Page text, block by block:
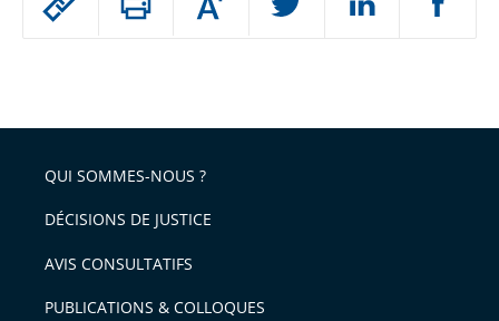
arriver
après
Augmenter
ou
l'article
pour
avant
QUI SOMMES-NOUS ?
DÉCISIONS DE JUSTICE
AVIS CONSULTATIFS
PUBLICATIONS & COLLOQUES